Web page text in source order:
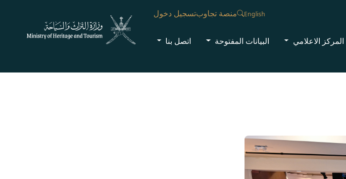
English منصة تجاوبتسجيل دخول
المركز الاعلامي البيانات المفتوحة اتصل بنا